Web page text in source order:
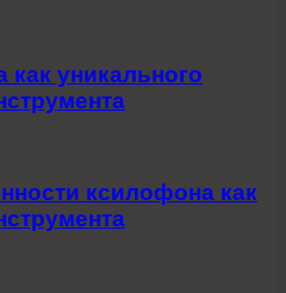
как уникального
ксилофона как